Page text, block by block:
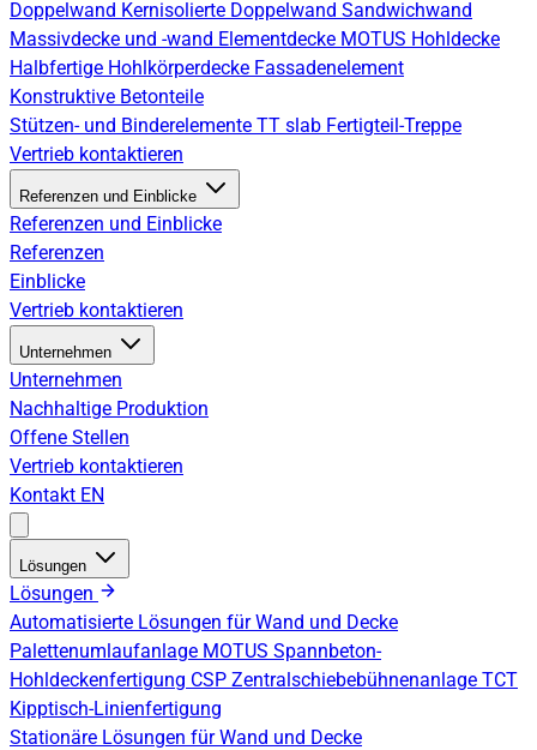
Doppelwand Kernisolierte Doppelwand Sandwichwand
Massivdecke und -wand Elementdecke MOTUS Hohldecke
Halbfertige Hohlkörperdecke Fassadenelement
Konstruktive Betonteile
Stützen- und Binderelemente TT slab Fertigteil-Treppe
Vertrieb kontaktieren
Referenzen und Einblicke
Referenzen und Einblicke
Referenzen
Einblicke
Vertrieb kontaktieren
Unternehmen
Unternehmen
Nachhaltige Produktion
Offene Stellen
Vertrieb kontaktieren
Kontakt EN
Lösungen
Lösungen
Automatisierte Lösungen für Wand und Decke
Palettenumlaufanlage MOTUS Spannbeton-
Hohldeckenfertigung CSP Zentralschiebebühnenanlage TCT
Kipptisch-Linienfertigung
Stationäre Lösungen für Wand und Decke